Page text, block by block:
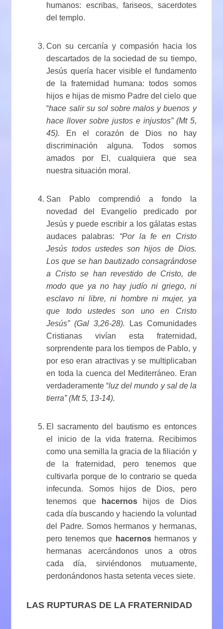
humanos: escribas, fariseos, sacerdotes
del templo.
Con su cercanía y compasión hacia los
descartados de la sociedad de su tiempo,
Jesús quería hacer visible el fundamento
de la fraternidad humana: todos somos
hijos e hijas de mismo Padre del cielo que
“hace salir su sol sobre malos y buenos y
hace llover sobre justos e injustos” (Mt 5,
45).
En el corazón de Dios no hay
discriminación alguna. Todos somos
amados por El, cualquiera que sea
nuestra situación moral.
San Pablo comprendió a fondo la
novedad del Evangelio predicado por
Jesús y puede escribir a los gálatas estas
audaces palabras: “Por la fe en Cristo
Jesús todos ustedes son hijos de Dios.
Los que se han bautizado consagrándose
a Cristo se han revestido de Cristo, de
modo que ya no hay judío ni griego, ni
esclavo ni libre, ni hombre ni mujer, ya
que todo ustedes son uno en Cristo
Jesús” (Gal 3,26-28).
Las Comunidades
Cristianas vivían esta fraternidad,
sorprendente para los tiempos de Pablo, y
por eso eran atractivas y se multiplicaban
en toda la cuenca del Mediterráneo. Eran
verdaderamente “luz del mundo y sal de la
tierra” (Mt 5, 13-14).
El sacramento del bautismo es entonces
el inicio de la vida fraterna. Recibimos
como una semilla la gracia de la filiación y
de la fraternidad, pero tenemos que
cultivarla porque de lo contrario se queda
infecunda. Somos hijos de Dios, pero
tenemos que
hacernoshijos de Dios
cada día buscando y haciendo la voluntad
del Padre. Somos hermanos y hermanas,
pero tenemos que hacernos hermanos y
hermanas acercándonos unos a otros
cada día, sirviéndonos mutuamente,
perdonándonos hasta setenta veces siete.
LAS RUPTURAS DE LA FRATERNIDAD